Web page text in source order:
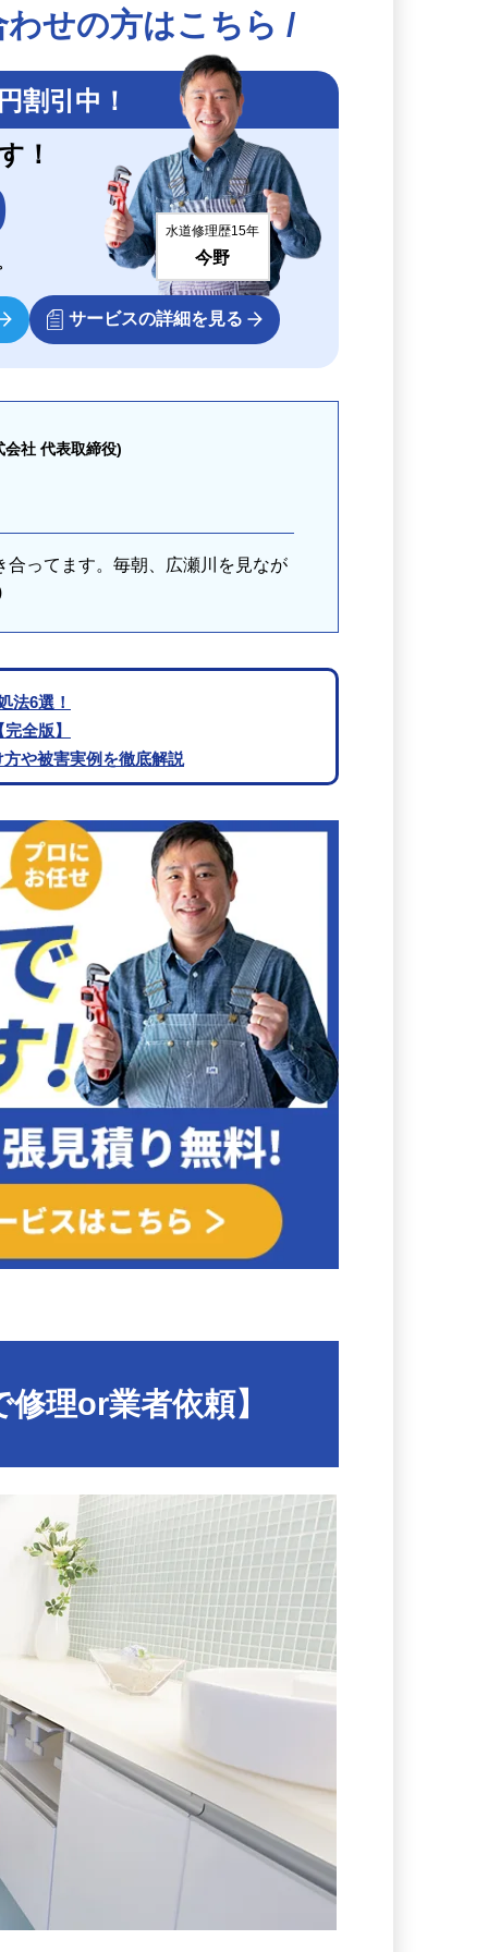
せの方はこちら /
割引中！
！
水道修理歴15年
今野
サービスの詳細を見る
社 代表取締役)
ってます。毎朝、広瀬川を見なが
法6選！
全版】
や被害実例を徹底解説
理or業者依頼】